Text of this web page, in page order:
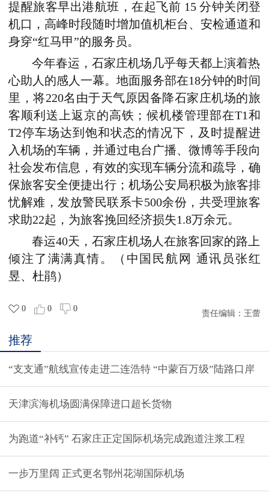
提醒旅客早出港航班，在起飞前 15 分钟关闭登
机口，高峰时段随时增加值机柜台、安检通道和
身穿“红马甲”的服务员。
今年春运，石家庄机场几乎每天都上演着热
心助人的感人一幕。地面服务部在18分钟的时间
里，将220名由于天气原因备降石家庄机场的旅
客顺利送上返京的高铁；候机楼管理部在T1和
T2停车场达到饱和状态的情况下，及时提醒进
入机场的车辆，并通过电台广播、微博等手段向
社会发布信息，有效的实现车辆分流和疏导，确
保旅客安全便捷出行；机场公安局积极为旅客排
忧解难，发放警民联系卡500余份，共受理旅客
求助22起，为旅客挽回经济损失1.8万余元。
春运40天，石家庄机场人在旅客回家的路上
倾注了满满真情。（中国民航网 通讯员张红
昱、杜鹃）
0 0 0
责任编辑： 王蕾
推荐
“支支通”航线宣传走进二连浩特 “中蒙百万级”陆路口岸
天津滨海机场圆满保障进口超长货物
为跑道“补钙” 石家庄正定国际机场完成跑道注浆工程
一步万里阔 正式更名鄂州花湖国际机场